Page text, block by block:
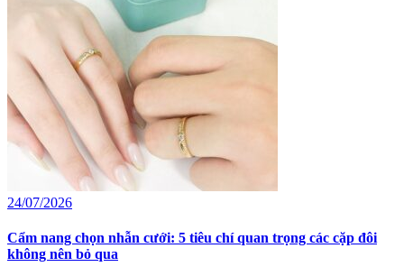
24/07/2026
Cẩm nang chọn nhẫn cưới: 5 tiêu chí quan trọng các cặp đôi
không nên bỏ qua